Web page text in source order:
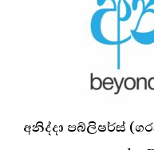
අනිද්දා පබ්ලිෂර්ස්